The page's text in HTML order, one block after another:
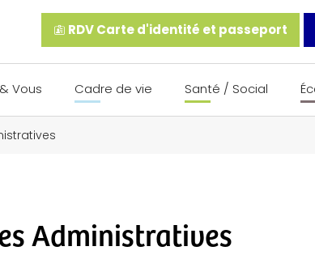
RDV Carte d'identité et passeport
Vous Cadre de vie Santé / Social
Administratives